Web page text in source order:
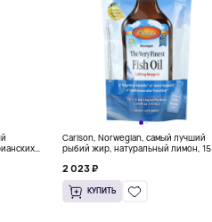
Carlson, Norwegian, самый лучший
рыбий жир, натуральный лимон, 15
2 023 ₽
КУПИТЬ